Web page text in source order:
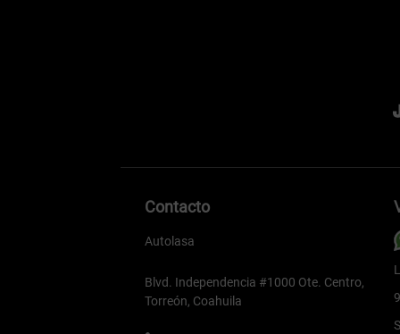
Contacto
Autolasa
Blvd. Independencia #1000 Ote. Centro,
Torreón, Coahuila